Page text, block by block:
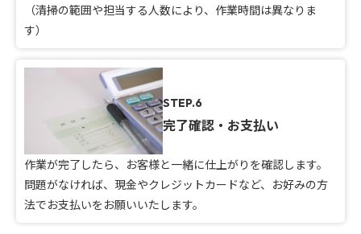
（清掃の範囲や担当する人数により、作業時間は異なりま
す）
STEP.6
完了確認・お支払い
作業が完了したら、お客様と一緒に仕上がりを確認します。
問題がなければ、現金やクレジットカードなど、お好みの方
法でお支払いをお願いいたします。